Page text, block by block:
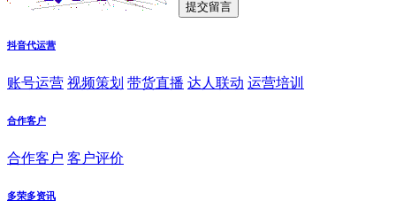
抖音代运营
账号运营 视频策划 带货直播 达人联动 运营培训
合作客户
合作客户 客户评价
多荣多资讯